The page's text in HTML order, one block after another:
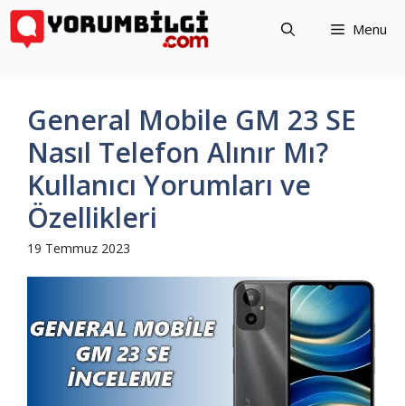
İçeriğe
atla
Menu
General Mobile GM 23 SE
Nasıl Telefon Alınır Mı?
Kullanıcı Yorumları ve
Özellikleri
19 Temmuz 2023